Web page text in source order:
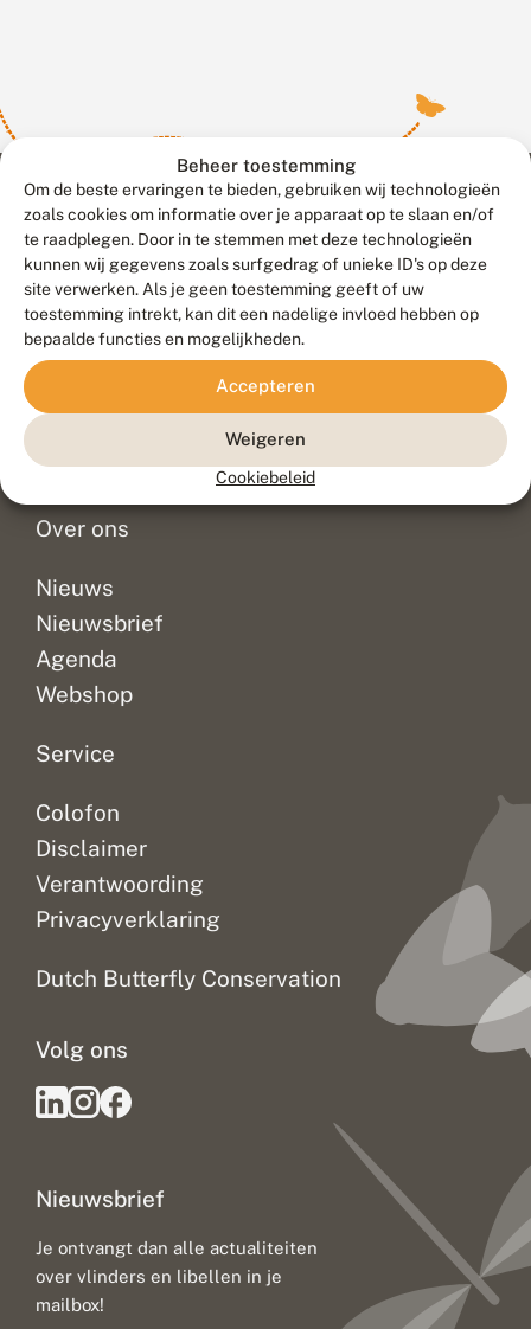
Beheer toestemming
Om de beste ervaringen te bieden, gebruiken wij technologieën
zoals cookies om informatie over je apparaat op te slaan en/of
te raadplegen. Door in te stemmen met deze technologieën
kunnen wij gegevens zoals surfgedrag of unieke ID's op deze
site verwerken. Als je geen toestemming geeft of uw
toestemming intrekt, kan dit een nadelige invloed hebben op
bepaalde functies en mogelijkheden.
Accepteren
Weigeren
Cookiebeleid
Contact
Veelgestelde vragen
Doneer
Over ons
Nieuws
Nieuwsbrief
Agenda
Webshop
Service
Colofon
Disclaimer
Verantwoording
Privacyverklaring
Dutch Butterfly Conservation
Nieuwsbrief
Je ontvangt dan alle actualiteiten
over vlinders en libellen in je
mailbox!
Volg ons
Meld waarnemingen© 2026 Vlinderstichting
Duurzaam ontwikkeld door
Go2People
, ontworpen door
Blue Field Agency
Privacy
Disclaimer
Sitemap